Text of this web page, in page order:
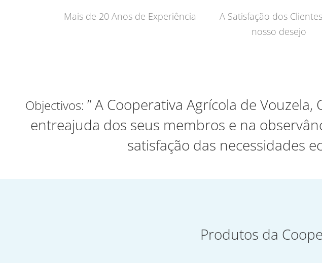
Mais de 20 Anos de Experiência
A Satisfação dos
nosso desejo
Objectivos: ” A Cooperativa Agrícola de Vouzela,
entreajuda dos seus membros e na
satisfação das necessidades
Produtos da